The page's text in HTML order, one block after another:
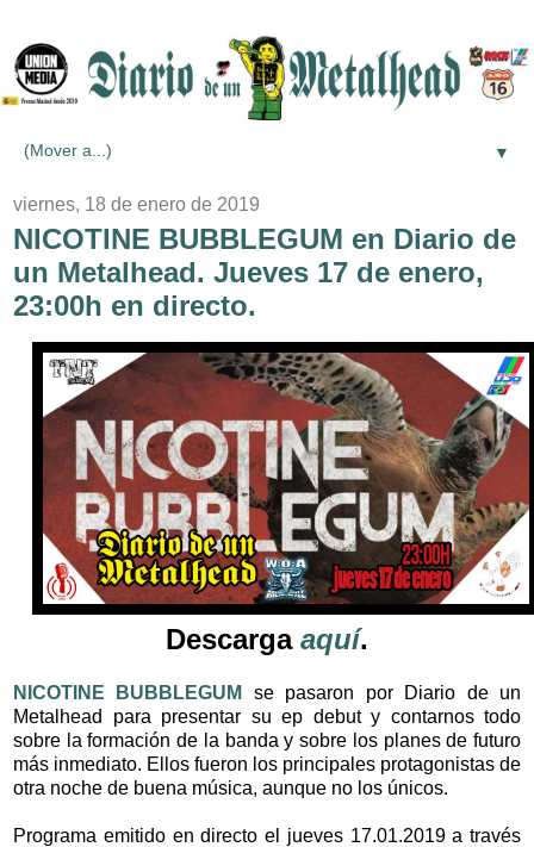
▼
viernes, 18 de enero de 2019
NICOTINE BUBBLEGUM en Diario de
un Metalhead. Jueves 17 de enero,
23:00h en directo.
Descarga aquí.
NICOTINE BUBBLEGUM
se pasaron por Diario de un
Metalhead para presentar su ep debut y contarnos todo
sobre la formación de la banda y sobre los planes de futuro
más inmediato. Ellos fueron los principales protagonistas de
otra noche de buena música, aunque no los únicos.
Programa emitido en directo el jueves 17.01.2019 a través